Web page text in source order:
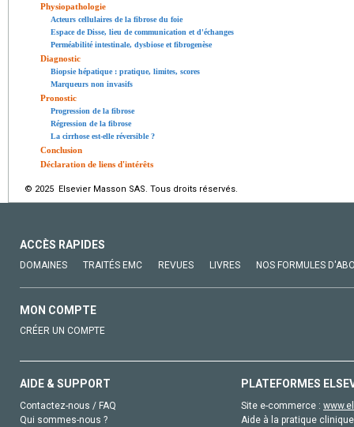
Physiopathologie
Acteurs cellulaires de la fibrose du foie
Espace de Disse, lieu de communication et d'échanges
Perméabilité intestinale, dysbiose et fibrogenèse
Diagnostic
Biopsie hépatique : pratique, limites, scores
Marqueurs non invasifs
Pronostic
Progression de la fibrose
Régression de la fibrose
La cirrhose est-elle réversible ?
Conclusion
Déclaration de liens d'intérêts
© 2025 Elsevier Masson SAS. Tous droits réservés.
ACCÈS RAPIDES
DOMAINES TRAITÉS EMC REVUES LIVRES NOS FORMULES
MON COMPTE
CRÉER UN COMPTE
AIDE & SUPPORT
Contactez-nous / FAQ
Qui sommes-nous ?
PLATEFORMES
Site e-commerce :
Aide à la pratique